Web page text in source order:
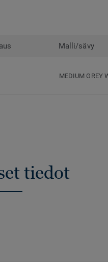
Malli/sävy
MEDIUM GREY
tiedot